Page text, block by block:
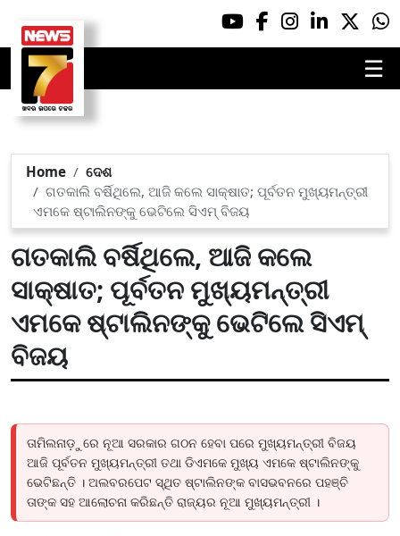
☰
Home
ଦେଶ
ଗତକାଲି ବର୍ଷିଥିଲେ, ଆଜି କଲେ ସାକ୍ଷାତ; ପୂର୍ବତନ ମୁଖ୍ୟମନ୍ତ୍ରୀ
ଏମକେ ଷ୍ଟାଲିନଙ୍କୁ ଭେଟିଲେ ସିଏମ୍ ବିଜୟ
ଗତକାଲି ବର୍ଷିଥିଲେ, ଆଜି କଲେ
ସାକ୍ଷାତ; ପୂର୍ବତନ ମୁଖ୍ୟମନ୍ତ୍ରୀ
ଏମକେ ଷ୍ଟାଲିନଙ୍କୁ ଭେଟିଲେ ସିଏମ୍
ବିଜୟ
ତାମିଲନାଡ଼ୁରେ ନୂଆ ସରକାର ଗଠନ ହେବା ପରେ ମୁଖ୍ୟମନ୍ତ୍ରୀ ବିଜୟ
ଆଜି ପୂର୍ବତନ ମୁଖ୍ୟମନ୍ତ୍ରୀ ତଥା ଡିଏମକେ ମୁଖ୍ୟ ଏମକେ ଷ୍ଟାଲିନଙ୍କୁ
ଭେଟିଛନ୍ତି । ଅଲବରପେଟ ସ୍ଥିତ ଷ୍ଟାଲିନଙ୍କ ବାସଭବନରେ ପହଞ୍ଚି
ତାଙ୍କ ସହ ଆଲୋଚନା କରିଛନ୍ତି ରାଜ୍ୟର ନୂଆ ମୁଖ୍ୟମନ୍ତ୍ରୀ ।